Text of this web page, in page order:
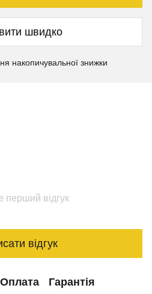
швидко
накопичувальної знижки
перший відгук
відгук
Оплата Гарантія